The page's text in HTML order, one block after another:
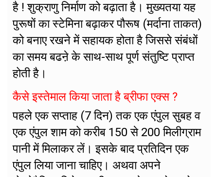
है ! शुक्राणु निर्माण को बढ़ाता है। मुख्यतया यह
पुरूषों का स्टेमिना बढ़ाकर पौरूष (मर्दाना ताकत)
को बनाए रखने में सहायक होता है जिससे संबंधों
का समय बढऩे के साथ-साथ पूर्ण संतुष्टि प्राप्त
होती है।
कैसे इस्तेमाल किया जाता है ब्रीफा एक्स ?
पहले एक सप्ताह (7 दिन) तक एक एंपुल सुबह व
एक एंपुल शाम को करीब 150 से 200 मिलीग्राम
पानी में मिलाकर लें। इसके बाद प्रतिदिन एक
एंपुल लिया जाना चाहिए। अथवा अपने